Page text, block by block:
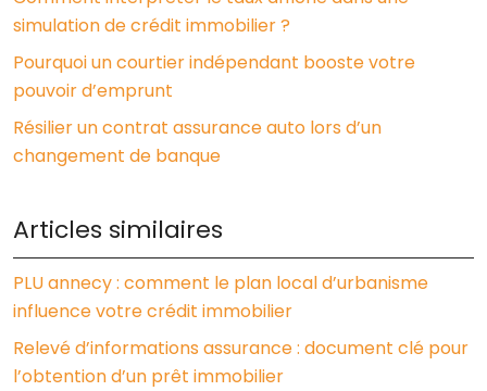
simulation de crédit immobilier ?
Pourquoi un courtier indépendant booste votre
pouvoir d’emprunt
Résilier un contrat assurance auto lors d’un
changement de banque
Articles similaires
PLU annecy : comment le plan local d’urbanisme
influence votre crédit immobilier
Relevé d’informations assurance : document clé pour
l’obtention d’un prêt immobilier